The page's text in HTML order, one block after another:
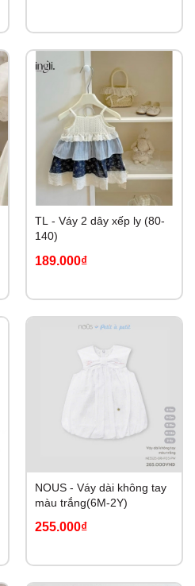
TL - Váy 2 dây xếp ly (80-
140)
189.000₫
NOUS - Váy dài không tay
màu trắng(6M-2Y)
255.000₫